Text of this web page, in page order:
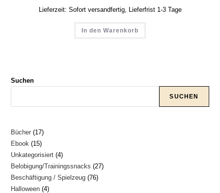
Lieferzeit: Sofort versandfertig, Lieferfrist 1-3 Tage
In den Warenkorb
Suchen
SUCHEN
Bücher 1717
Produkte
Ebook 1515
Produkte
Unkategorisiert 44
Produkte
Belobigung/Trainingssnacks 2727
Beschäftigung / Spielzeug 7676
Halloween 44